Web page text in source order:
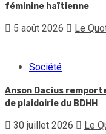
féminine haïtienne
5 août 2026 Le
Société
Anson Dacius
de plaidoirie du BDHH
30 juillet 2026 Le